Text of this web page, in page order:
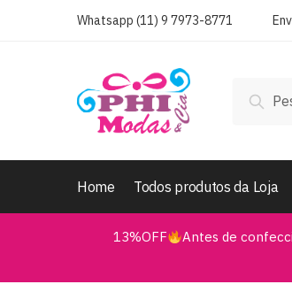
Whatsapp (11) 9 7973-8771
por:
Home Todos produtos da Loja
13%OFF Antes de